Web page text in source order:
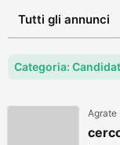
Tutti gli annunci
Categoria:
Agrate